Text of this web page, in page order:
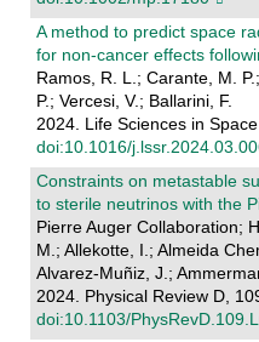
A method to predict space
for non-cancer effects
Ramos, R. L.; Carante, M.
P.; Vercesi, V.; Ballarini, F.
2024. Life Sciences in
doi:10.1016/
Constraints on metastable
to sterile neutrinos with the
Pierre Auger Collaboration;
M.; Allekotte, I.; Almeida
Alvarez-Muñiz, J.;
2024. Physical Review D,
doi:10.1103/